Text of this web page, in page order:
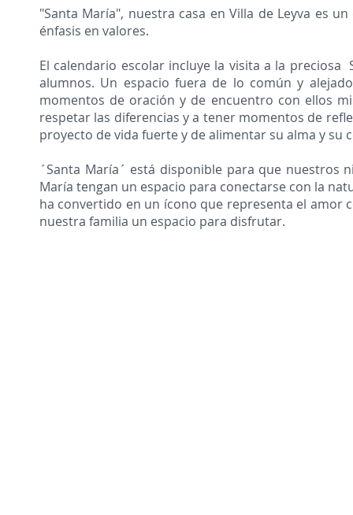
"Santa María", nuestra casa en Villa de Leyva es
énfasis en valores.
El calendario escolar incluye la visita a la
alumnos. Un espacio fuera de lo común y
momentos de oración y de encuentro con ellos
respetar las diferencias y a tener momentos de
proyecto de vida fuerte y de alimentar su alma y su
´Santa María´ está disponible para que nuestros
María tengan un espacio para conectarse con la
ha convertido en un ícono que representa el
nuestra familia un espacio para disfrutar.